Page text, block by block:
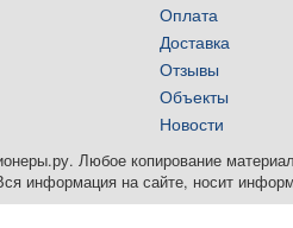
Оплата
Доставка
Отзывы
Объекты
Новости
Любое копирование
информация на сайте, носит